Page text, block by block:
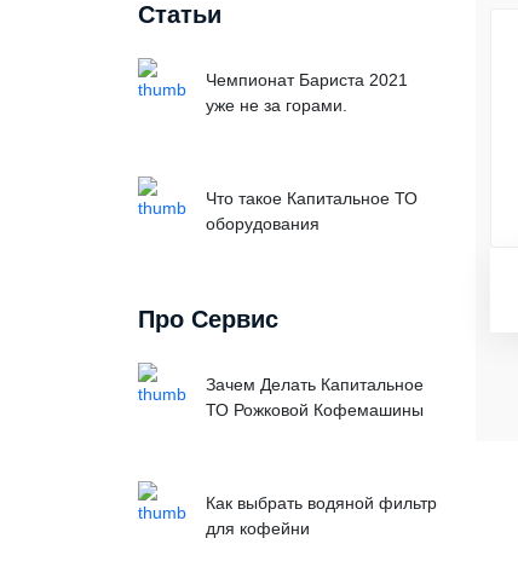
Статьи
Чемпионат Бариста 2021
уже не за горами.
Что такое Капитальное ТО
оборудования
Про Сервис
Зачем Делать Капитальное
ТО Рожковой Кофемашины
Как выбрать водяной фильтр
для кофейни